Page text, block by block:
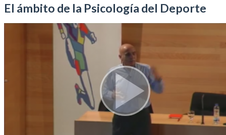
El ámbito de la Psicología del Deporte